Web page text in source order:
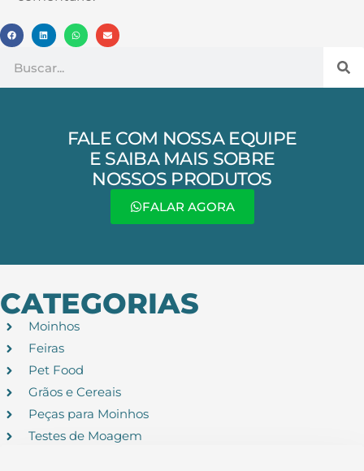
FALE COM NOSSA EQUIPE
E SAIBA MAIS SOBRE
NOSSOS PRODUTOS
FALAR AGORA
CATEGORIAS
Moinhos
Feiras
Pet Food
Grãos e Cereais
Peças para Moinhos
Testes de Moagem